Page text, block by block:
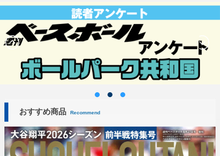
おすすめ商品 Recommend